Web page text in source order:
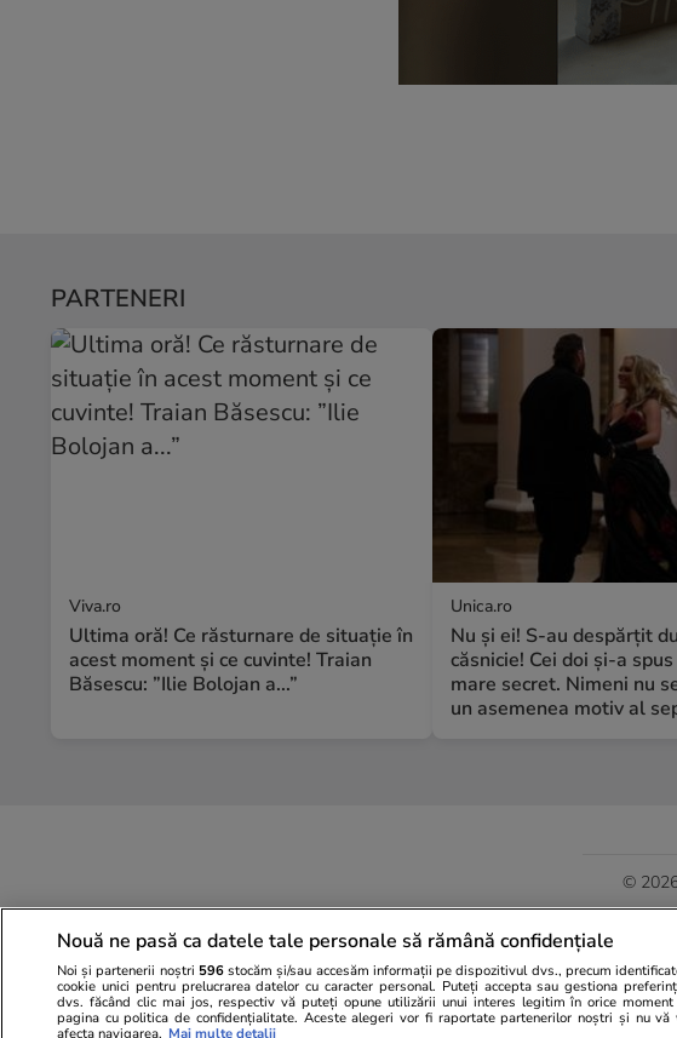
PARTENERI
Viva.ro
Ultima oră! Ce răsturnare de situație în
acest moment și ce cuvinte! Traian
Băsescu: ”Ilie Bolojan a...”
Unica.ro
Nu și ei! S-au despărțit
căsnicie! Cei doi și-a spus
mare secret. Nimeni nu
un asemenea motiv al
©
Nouă ne pasă ca datele tale personale să rămână confidențiale
Noi și partenerii noștri 596stocăm și/sau accesăm informații pe dispozitivul dvs., precum
cookie unici pentru prelucrarea datelor cu caracter personal. Puteți accepta sau gestiona
dvs. făcând clic mai jos, respectiv vă puteți opune utilizării unui interes legitim în orice
pagina cu politica de confidențialitate. Aceste alegeri vor fi raportate partenerilor noștri și nu vă
afecta navigarea. Mai multe detalii